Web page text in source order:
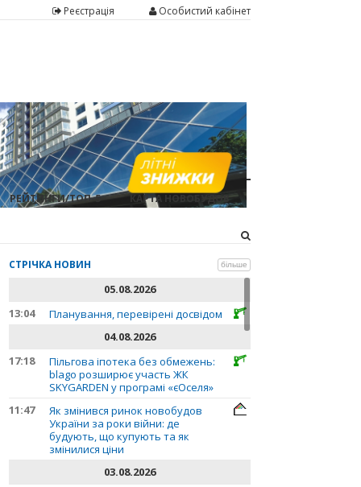
Реєстрація Особистий кабінет
РЕЙТИНГИ/ТОП-5 КАРТА НОВОБУДОВ
СТРІЧКА НОВИН більше
05.08.2026
13:04
Планування, перевірені досвідом
04.08.2026
17:18
Пільгова іпотека без обмежень:
blago розширює участь ЖК
SKYGARDEN у програмі «єОселя»
11:47
Як змінився ринок новобудов
України за роки війни: де
будують, що купують та як
змінилися ціни
03.08.2026